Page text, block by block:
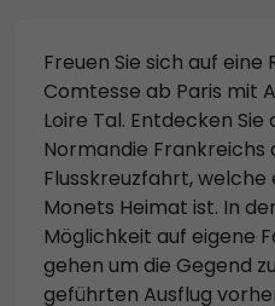
Freuen Sie sich auf eine
Comtesse ab Paris mit
Loire Tal. Entdecken
Normandie Frankreichs
Flusskreuzfahrt, welche
Monets Heimat ist. In
Möglichkeit auf eigene
gehen um die Gegend
geführten Ausflug